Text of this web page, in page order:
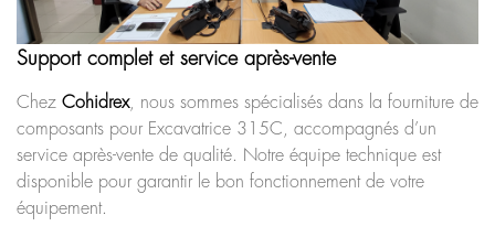
Support complet et service après-vente
Chez Cohidrex, nous sommes spécialisés dans la fourniture de
composants pour Excavatrice 315C, accompagnés d’un
service après-vente de qualité. Notre équipe technique est
disponible pour garantir le bon fonctionnement de votre
équipement.